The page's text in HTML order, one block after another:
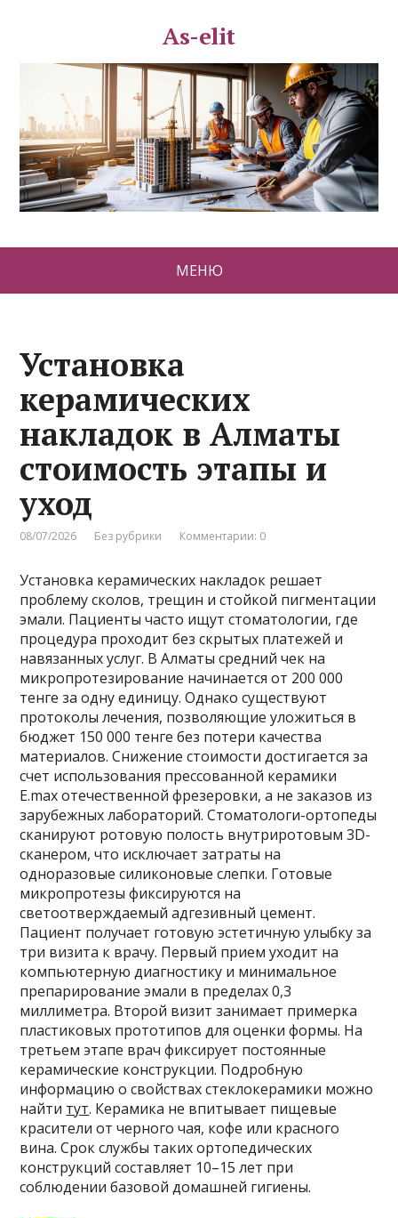
As-elit
МЕНЮ
Установка
керамических
накладок в Алматы
стоимость этапы и
уход
08/07/2026 Без рубрики Комментарии: 0
Установка керамических накладок решает
проблему сколов, трещин и стойкой пигментации
эмали. Пациенты часто ищут стоматологии, где
процедура проходит без скрытых платежей и
навязанных услуг. В Алматы средний чек на
микропротезирование начинается от 200 000
тенге за одну единицу. Однако существуют
протоколы лечения, позволяющие уложиться в
бюджет 150 000 тенге без потери качества
материалов. Снижение стоимости достигается за
счет использования прессованной керамики
E.max отечественной фрезеровки, а не заказов из
зарубежных лабораторий. Стоматологи-ортопеды
сканируют ротовую полость внутриротовым 3D-
сканером, что исключает затраты на
одноразовые силиконовые слепки. Готовые
микропротезы фиксируются на
светоотверждаемый адгезивный цемент.
Пациент получает готовую эстетичную улыбку за
три визита к врачу. Первый прием уходит на
компьютерную диагностику и минимальное
препарирование эмали в пределах 0,3
миллиметра. Второй визит занимает примерка
пластиковых прототипов для оценки формы. На
третьем этапе врач фиксирует постоянные
керамические конструкции. Подробную
информацию о свойствах стеклокерамики можно
найти тут. Керамика не впитывает пищевые
красители от черного чая, кофе или красного
вина. Срок службы таких ортопедических
конструкций составляет 10–15 лет при
соблюдении базовой домашней гигиены.